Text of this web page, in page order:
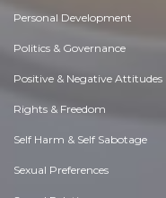
Personal Development
Politics & Governance
Positive & Negative Attitudes
Rights & Freedom
Self Harm & Self Sabotage
Sexual Preferences